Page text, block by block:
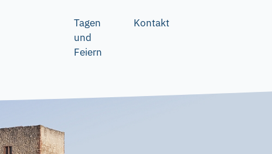
Tagen
und
Feiern
Kontakt